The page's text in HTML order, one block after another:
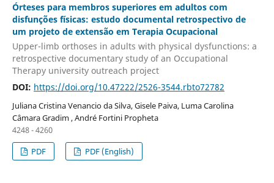
Órteses para membros superiores em adultos com
disfunções físicas: estudo documental retrospectivo de
um projeto de extensão em Terapia Ocupacional
Upper-limb orthoses in adults with physical dysfunctions: a
retrospective documentary study of an Occupational
Therapy university outreach project
DOI: https://doi.org/10.47222/2526-3544.rbto72782
Juliana Cristina Venancio da Silva, Gisele Paiva, Luma Carolina
Câmara Gradim , André Fortini Propheta
4248 - 4260
PDF
PDF (English)